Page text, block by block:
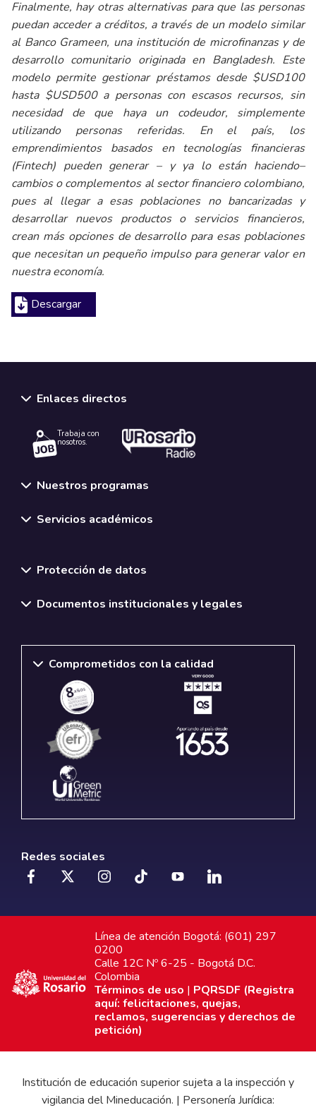
Finalmente, hay otras alternativas para que las personas
puedan acceder a créditos, a través de un modelo similar
al Banco Grameen, una institución de microfinanzas y de
desarrollo comunitario originada en Bangladesh. Este
modelo permite gestionar préstamos desde $USD100
hasta $USD500 a personas con escasos recursos, sin
necesidad de que haya un codeudor, simplemente
utilizando personas referidas. En el país, los
emprendimientos basados en tecnologías financieras
(Fintech) pueden generar – y ya lo están haciendo–
cambios o complementos al sector financiero colombiano,
pues al llegar a esas poblaciones no bancarizadas y
desarrollar nuevos productos o servicios financieros,
crean más opciones de desarrollo para esas poblaciones
que necesitan un pequeño impulso para generar valor en
nuestra economía.
Descargar
Enlaces directos
Trabaja con
nosotros.
Nuestros programas
Servicios académicos
Protección de datos
Documentos institucionales y legales
Comprometidos con la calidad
Redes sociales
Línea de atención Bogotá: (601) 297
0200
Calle 12C Nº 6-25 - Bogotá D.C.
Colombia
Términos de uso | PQRSDF (Registra
aquí: felicitaciones, quejas,
reclamos, sugerencias y derechos de
petición)
Institución de educación superior sujeta a la inspección y
vigilancia del Mineducación. | Personería Jurídica: